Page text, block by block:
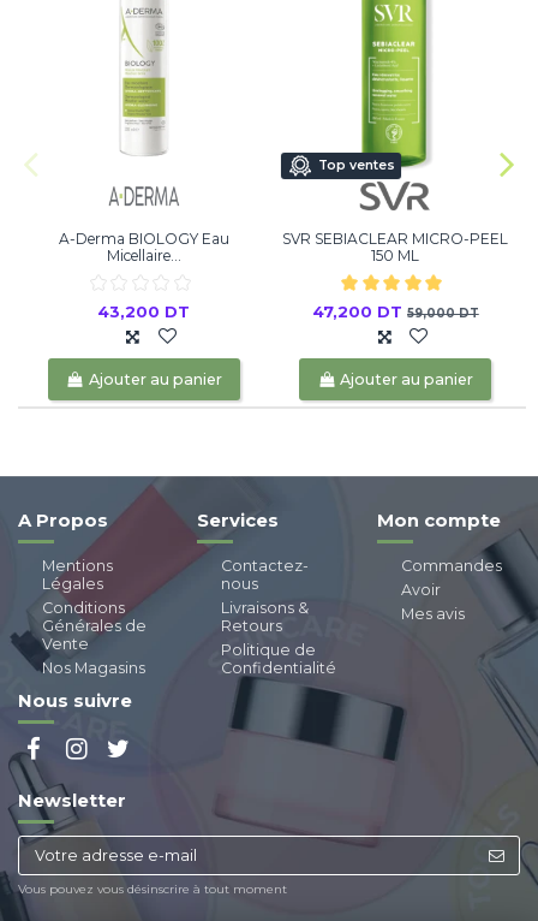
A-Derma BIOLOGY Eau
Micellaire...
43,200 DT
Ajouter au panier
Top ventes
SVR SEBIACLEAR MICRO-PEEL
150 ML
47,200 DT 59,000 DT
Ajouter au panier
A Propos
Mentions
Légales
Conditions
Générales de
Vente
Nos Magasins
Services
Contactez-
nous
Livraisons &
Retours
Politique de
Confidentialité
Mon compte
Commandes
Avoir
Mes avis
Nous suivre
Newsletter
Vous pouvez vous désinscrire à tout moment